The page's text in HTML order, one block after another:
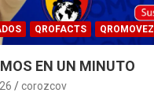
QROFACTS QROMOVEZ
EN UN MINUTO
corozcov